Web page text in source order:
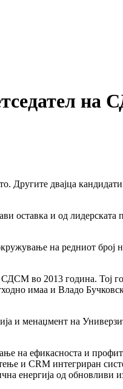
на
Другите двајца кандидати
оставка и од лидерската
на редниот број
СДСМ во 2013 година. Тој
имаа и Владо
и менаџмент на
на ефикасноста и
и CRM интегриран
енергија од обновливи